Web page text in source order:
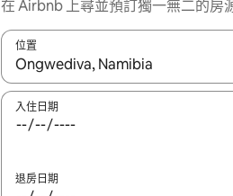
在 Airbnb 上尋並預訂獨一無二的房
位置
如有搜尋結果，瀏覽內容時請使用上
入住日期
退房日期